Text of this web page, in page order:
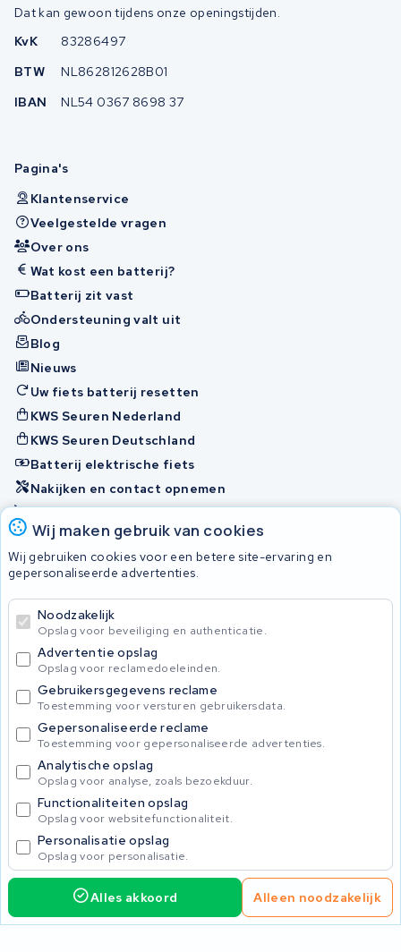
Opladers Accessoires
Wij maken gebruik van cookies
Wij gebruiken cookies voor een betere site-ervaring en
gepersonaliseerde advertenties.
Noodzakelijk
Opslag voor beveiliging en authenticatie.
Advertentie opslag
Opslag voor reclamedoeleinden.
Gebruikersgegevens reclame
Toestemming voor versturen gebruikersdata.
Gepersonaliseerde reclame
Toestemming voor gepersonaliseerde advertenties.
Analytische opslag
Opslag voor analyse, zoals bezoekduur.
Functionaliteiten opslag
Opslag voor websitefunctionaliteit.
Personalisatie opslag
Opslag voor personalisatie.
Alles akkoord Alleen noodzakelijk
495,00Incl. BTW Service aanvragen
Dat kan gewoon tijdens onze openingstijden.
KvK
83286497
BTW
NL862812628B01
IBAN
NL54 0367 8698 37
Pagina's
Klantenservice
Veelgestelde vragen
Over ons
Wat kost een batterij?
Batterij zit vast
Ondersteuning valt uit
Blog
Nieuws
Uw fiets batterij resetten
KWS Seuren Nederland
KWS Seuren Deutschland
Batterij elektrische fiets
Nakijken en contact opnemen
Onherstelbaar
Accu's
© 2026 KWS Seuren
Algemene voorwaarden
Privacy Policy